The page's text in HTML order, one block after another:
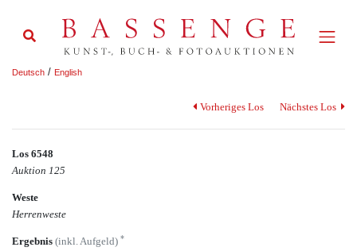
Deutsch / English
Vorheriges Los Nächstes Los
Los 6548
Auktion 125
Weste
Herrenweste
Ergebnis (inkl. Aufgeld) *